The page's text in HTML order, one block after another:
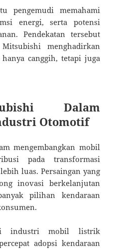
pengemudi memahami
energi, serta potensi
Pendekatan tersebut
menghadirkan
canggih, tetapi juga
Dalam
Otomotif
mengembangkan mobil
pada transformasi
luas. Persaingan yang
inovasi berkelanjutan
pilihan kendaraan
industri mobil listrik
adopsi kendaraan